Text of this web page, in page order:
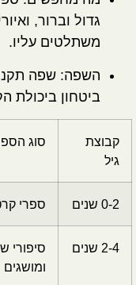
גדול וברור,
משתלטים עליו.
השפה: שפה
ביטחון ביכולת
קבוצת
גיל
סוג
0-2 שנים ספרי
2-4 שנים
סיפורי
ומושגים